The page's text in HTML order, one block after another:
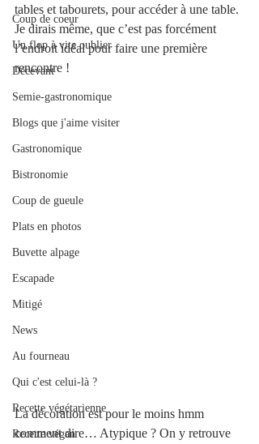
Coup de coeur
Un flop à vite oublier
Décevant
Semie-gastronomique
Blogs que j'aime visiter
Gastronomique
Bistronomie
Coup de gueule
Plats en photos
Buvette alpage
Escapade
Mitigé
News
Au fourneau
Qui c'est celui-là ?
Recette végétarienne
Recette végan
tables et tabourets, pour accéder à une table.
Je dirais même, que c’est pas forcément
l’endroit idéal pour faire une première
rencontre !
La décoration est pour le moins hmm
comment dire… Atypique ? On y retrouve